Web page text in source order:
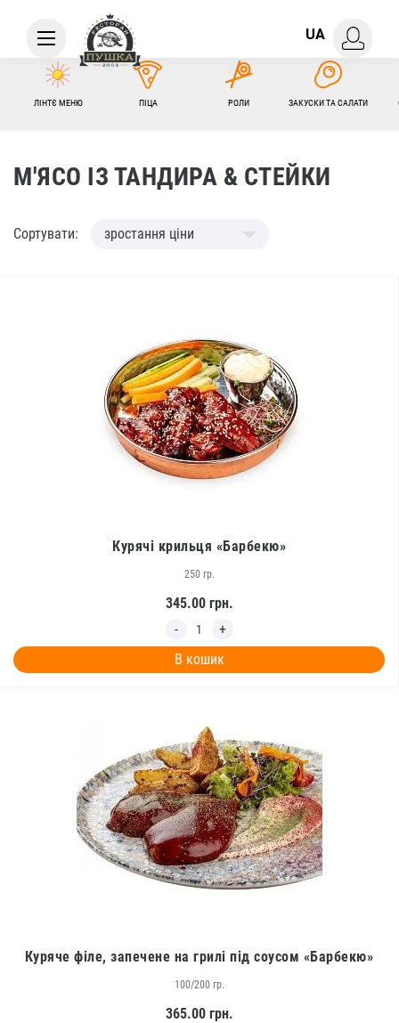
UA
ЛІНТЄ МЕНЮ ПІЦА РОЛИ ЗАКУСКИ ТА САЛАТИ
М'ЯСО ІЗ ТАНДИРА & СТЕЙКИ
Сортувати: зростання ціни
Курячі крильця «Барбекю»
250 гр.
345.00грн.
В кошик
Куряче філе, запечене на грилі під соусом «Барбекю»
100/200 гр.
365.00грн.